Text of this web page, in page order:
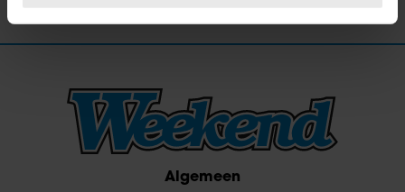
intrekken in de Cookieverklaring.
personaliseren, om functies voor social media te bieden
en om ons websiteverkeer te analyseren. Ook delen we
informatie over uw gebruik van onze site met onze
partners voor social media, adverteren en analyse. Deze
partners kunnen deze gegevens combineren met andere
Algemeen